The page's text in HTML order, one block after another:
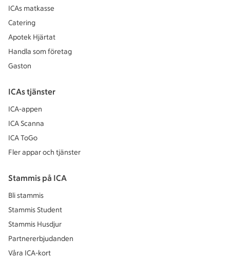
ICAs matkasse
Catering
Apotek Hjärtat
Handla som företag
Gaston
ICAs tjänster
ICA-appen
ICA Scanna
ICA ToGo
Fler appar och tjänster
Stammis på ICA
Bli stammis
Stammis Student
Stammis Husdjur
Partnererbjudanden
Våra ICA-kort